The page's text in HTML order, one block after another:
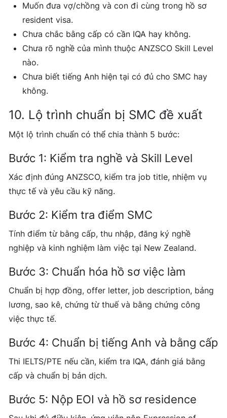
Muốn đưa vợ/chồng và con đi cùng trong hồ sơ
resident visa.
Chưa chắc bằng cấp có cần IQA hay không.
Chưa rõ nghề của mình thuộc ANZSCO Skill Level
nào.
Chưa biết tiếng Anh hiện tại có đủ cho SMC hay
không.
10. Lộ trình chuẩn bị SMC đề xuất
Một lộ trình chuẩn có thể chia thành 5 bước:
Bước 1: Kiểm tra nghề và Skill Level
Xác định đúng ANZSCO, kiểm tra job title, nhiệm vụ
thực tế và yêu cầu kỹ năng.
Bước 2: Kiểm tra điểm SMC
Tính điểm từ bằng cấp, thu nhập, đăng ký nghề
nghiệp và kinh nghiệm làm việc tại New Zealand.
Bước 3: Chuẩn hóa hồ sơ việc làm
Chuẩn bị hợp đồng, offer letter, job description, bảng
lương, sao kê, chứng từ thuế và bằng chứng công
việc thực tế.
Bước 4: Chuẩn bị tiếng Anh và bằng cấp
Thi IELTS/PTE nếu cần, kiểm tra IQA, đánh giá bằng
cấp và chuẩn bị bản dịch.
Bước 5: Nộp EOI và hồ sơ residence